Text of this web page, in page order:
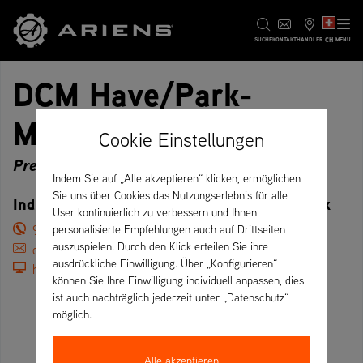
SUCHEKONTAKTHÄNDLER CH MENÜ
DCM Have/Park-
Maskiner ApS
Premium
Industrivejen 9, 9690 Fjerritslev – Dänemark
98225248
dan@d-cm.dk
https://d-cm.dk/
Cookie Einstellungen
Indem Sie auf „Alle akzeptieren“ klicken, ermöglichen
Sie uns über Cookies das Nutzungserlebnis für alle
User kontinuierlich zu verbessern und Ihnen
personalisierte Empfehlungen auch auf Drittseiten
auszuspielen. Durch den Klick erteilen Sie ihre
ausdrückliche Einwilligung. Über „Konfigurieren“
können Sie Ihre Einwilligung individuell anpassen, dies
ist auch nachträglich jederzeit unter „Datenschutz“
möglich.